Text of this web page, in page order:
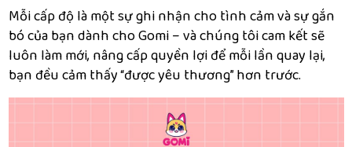
Mỗi cấp độ là một sự ghi nhận cho tình cảm và sự gắn
bó của bạn dành cho Gomi – và chúng tôi cam kết sẽ
luôn làm mới, nâng cấp quyền lợi để mỗi lần quay lại,
bạn đều cảm thấy “được yêu thương” hơn trước.